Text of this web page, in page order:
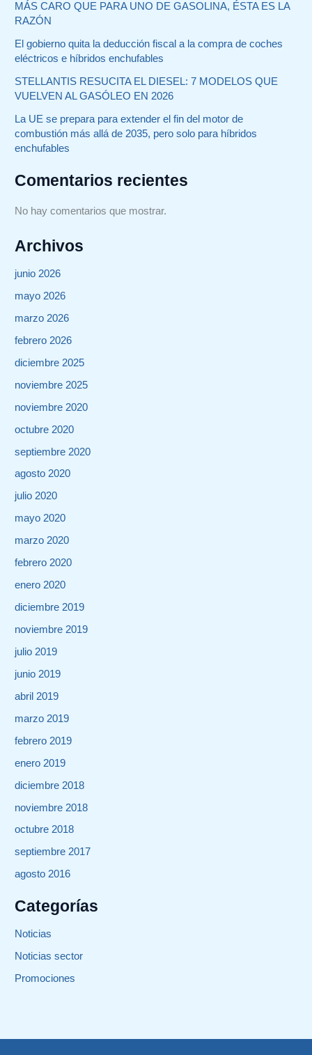
MÁS CARO QUE PARA UNO DE GASOLINA, ÉSTA ES LA
RAZÓN
El gobierno quita la deducción fiscal a la compra de coches
eléctricos e híbridos enchufables
STELLANTIS RESUCITA EL DIESEL: 7 MODELOS QUE
VUELVEN AL GASÓLEO EN 2026
La UE se prepara para extender el fin del motor de
combustión más allá de 2035, pero solo para híbridos
enchufables
Comentarios recientes
No hay comentarios que mostrar.
Archivos
junio 2026
mayo 2026
marzo 2026
febrero 2026
diciembre 2025
noviembre 2025
noviembre 2020
octubre 2020
septiembre 2020
agosto 2020
julio 2020
mayo 2020
marzo 2020
febrero 2020
enero 2020
diciembre 2019
noviembre 2019
julio 2019
junio 2019
abril 2019
marzo 2019
febrero 2019
enero 2019
diciembre 2018
noviembre 2018
octubre 2018
septiembre 2017
agosto 2016
Categorías
Noticias
Noticias sector
Promociones